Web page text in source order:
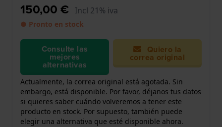
150,00 € Incl 21% iva
● Pronto en stock
Consulte las
mejores
alternativas
Quiero la
correa original
Actualmente, la correa original está agotada. Sin
embargo, está disponible. Por favor, déjanos tus datos
si quieres saber cuándo volveremos a tener este
producto en stock. Por supuesto, también puede
elegir una alternativa que esté disponible ahora.